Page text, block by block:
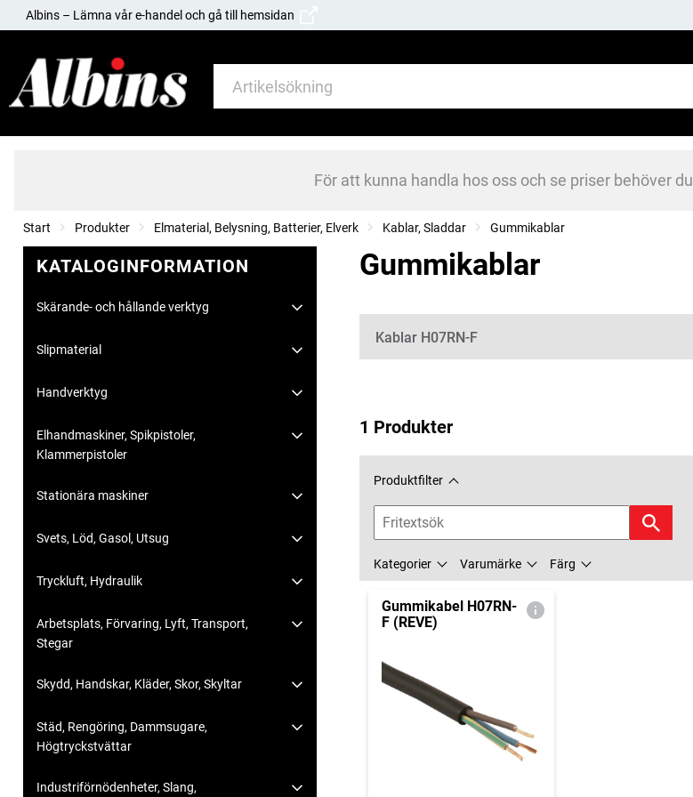
Albins – Lämna vår e-handel och gå till hemsidan
För att kunna handla hos oss och se priser behöver du
Start Produkter Elmaterial, Belysning, Batterier, Elverk Kablar, Sladdar Gummikablar
KATALOGINFORMATION
Skärande- och hållande verktyg
Slipmaterial
Handverktyg
Elhandmaskiner, Spikpistoler,
Klammerpistoler
Stationära maskiner
Svets, Löd, Gasol, Utsug
Tryckluft, Hydraulik
Arbetsplats, Förvaring, Lyft, Transport,
Stegar
Skydd, Handskar, Kläder, Skor, Skyltar
Städ, Rengöring, Dammsugare,
Högtryckstvättar
Industriförnödenheter, Slang,
Gummikablar
Kategorier
Kablar H07RN-F
1 Produkter
Produktfilter
Kategorier Varumärke Färg
Gummikabel H07RN-
F (REVE)